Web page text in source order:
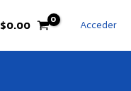
$0.00 Acceder